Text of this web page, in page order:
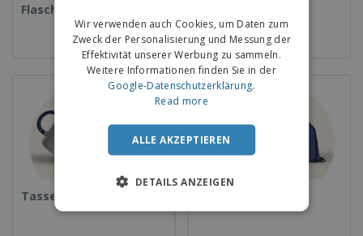
Flaschen
Tassen
Wir verwenden auch Cookies, um Daten zum
Zweck der Personalisierung und Messung der
Effektivität unserer Werbung zu sammeln.
Weitere Informationen finden Sie in der
Google-Datenschutzerklärung.
Read more
ALLE AKZEPTIEREN
DETAILS ANZEIGEN